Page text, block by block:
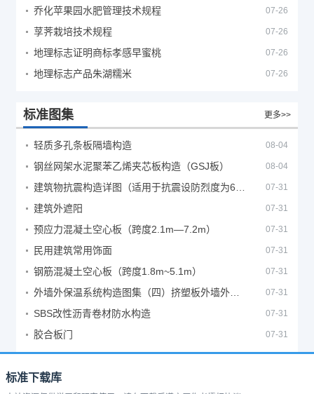
乔化苹果园水肥管理技术规程 07-26
莩荠栽培技术规程 07-26
地理标志证明商标孝感早蜜桃 07-26
地理标志产品朱湖糯米 07-26
标准图集 更多>>
轻质多孔条板隔墙构造 08-04
钢丝网架水泥聚苯乙烯夹芯板构造（GSJ板） 08-04
07-31
建筑外遮阳 07-31
预应力混凝土空心板（跨度2.1m—7.2m） 07-31
民用建筑常用饰面 07-31
钢筋混凝土空心板（跨度1.8m~5.1m） 07-31
07-31
SBS改性沥青卷材防水构造 07-31
胶合板门 07-31
标准下载库